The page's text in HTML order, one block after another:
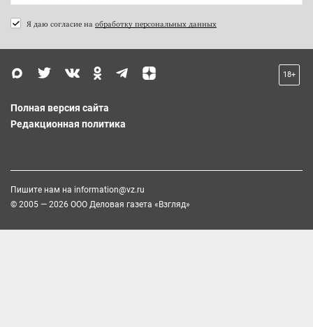
Я даю согласие на обработку персональных данных
18+
Полная версия сайта
Редакционная политика
Пишите нам на information@vz.ru
© 2005 — 2026 ООО Деловая газета «Взгляд»